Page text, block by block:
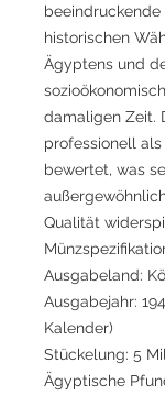
historischen
Ägyptens und
damaligen Zeit.
professionell als
bewertet, was
Qualität
Ausgabeland:
Ausgabejahr:
Kalender)
Stückelung: 5
Ägyptische